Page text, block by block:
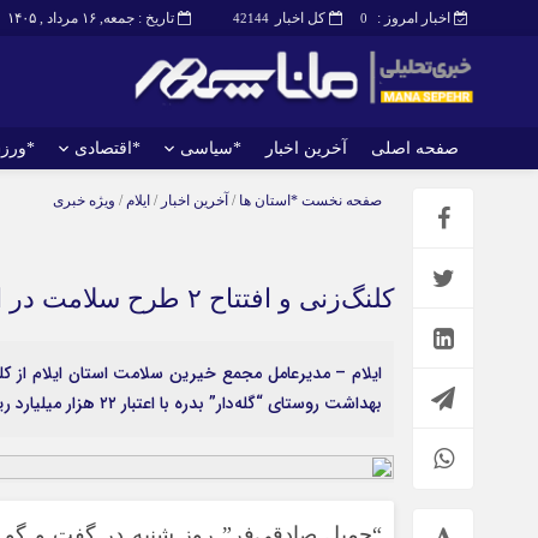
کل اخبار 42144 اخبار امروز : 0 تاریخ : جمعه, ۱۶ مرداد , ۱۴۰۵
صفحه اصلی آخرین اخبار *سیاسی *اقتصادی
آخرین اخبار صفحه نخست *استان ها / آخرین اخبار / ایلام / ویژه خبری
کلنگ‌زنی و افتتاح ۲ طرح سلامت در ایلام با ۲۲ هزار میلیارد ریال اعتبار
ایلام – مدیرعامل مجمع خیرین سلامت استان ایلام
بهداشت روستای “گله‌دار” بدره با اعتبار ۲۲ هزار میلیارد ریال خبر داد.